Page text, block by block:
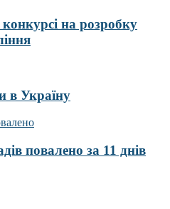
на розробку
в Україну
повалено за 11 днів